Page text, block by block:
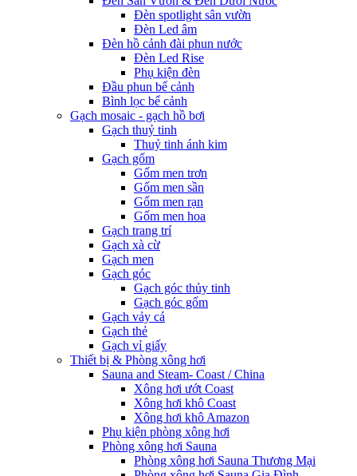
Đèn spotlight sân vườn
Đèn Led âm
Đèn hồ cảnh đài phun nước
Đèn Led Rise
Phụ kiện đèn
Đầu phun bể cảnh
Bình lọc bể cảnh
Gạch mosaic - gạch hồ bơi
Gạch thuỷ tinh
Thuỷ tinh ánh kim
Gạch gốm
Gốm men trơn
Gốm men sần
Gốm men rạn
Gốm men hoa
Gạch trang trí
Gạch xà cừ
Gạch men
Gạch góc
Gạch góc thủy tinh
Gạch góc gốm
Gạch vảy cá
Gạch thẻ
Gạch vỉ giấy
Thiết bị & Phòng xông hơi
Sauna and Steam- Coast / China
Xông hơi ướt Coast
Xông hơi khô Coast
Xông hơi khô Amazon
Phụ kiện phòng xông hơi
Phòng xông hơi Sauna
Phòng xông hơi Sauna Thương Mại